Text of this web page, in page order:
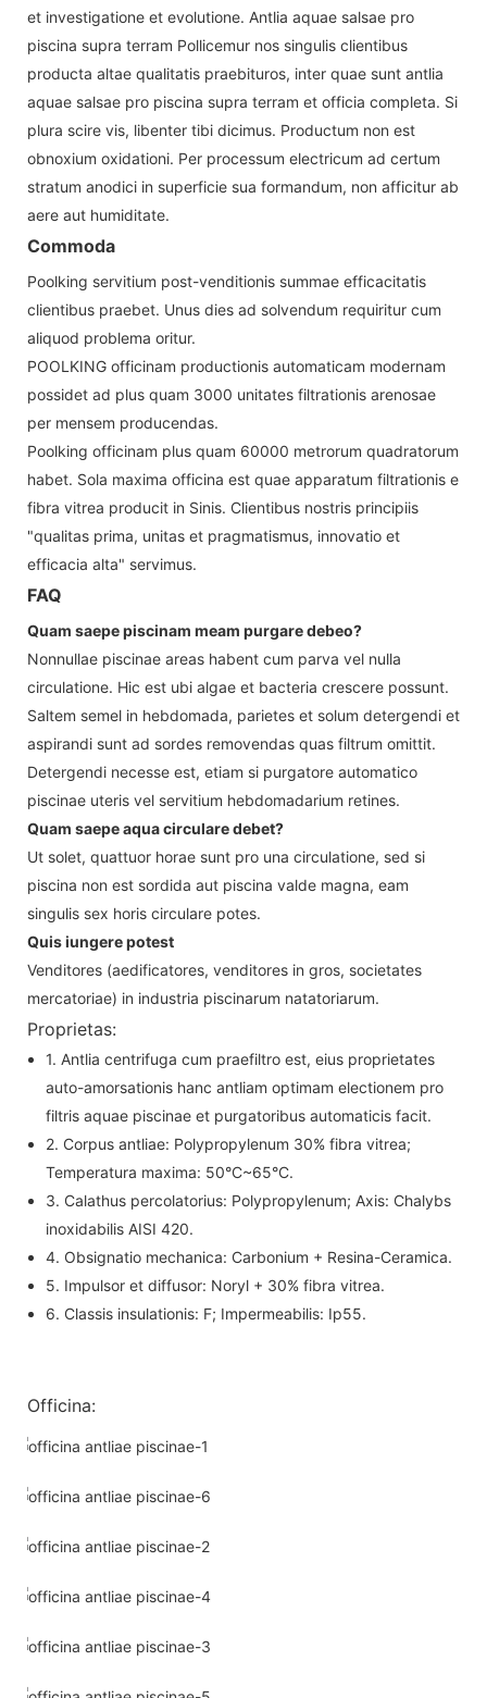
et investigatione et evolutione. Antlia aquae salsae pro
piscina supra terram Pollicemur nos singulis clientibus
producta altae qualitatis praebituros, inter quae sunt antlia
aquae salsae pro piscina supra terram et officia completa. Si
plura scire vis, libenter tibi dicimus. Productum non est
obnoxium oxidationi. Per processum electricum ad certum
stratum anodici in superficie sua formandum, non afficitur ab
aere aut humiditate.
Commoda
Poolking servitium post-venditionis summae efficacitatis
clientibus praebet. Unus dies ad solvendum requiritur cum
aliquod problema oritur.
POOLKING officinam productionis automaticam modernam
possidet ad plus quam 3000 unitates filtrationis arenosae
per mensem producendas.
Poolking officinam plus quam 60000 metrorum quadratorum
habet. Sola maxima officina est quae apparatum filtrationis e
fibra vitrea producit in Sinis. Clientibus nostris principiis
"qualitas prima, unitas et pragmatismus, innovatio et
efficacia alta" servimus.
FAQ
Quam saepe piscinam meam purgare debeo?
Nonnullae piscinae areas habent cum parva vel nulla
circulatione. Hic est ubi algae et bacteria crescere possunt.
Saltem semel in hebdomada, parietes et solum detergendi et
aspirandi sunt ad sordes removendas quas filtrum omittit.
Detergendi necesse est, etiam si purgatore automatico
piscinae uteris vel servitium hebdomadarium retines.
Quam saepe aqua circulare debet?
Ut solet, quattuor horae sunt pro una circulatione, sed si
piscina non est sordida aut piscina valde magna, eam
singulis sex horis circulare potes.
Quis iungere potest
Venditores (aedificatores, venditores in gros, societates
mercatoriae) in industria piscinarum natatoriarum.
Proprietas:
1. Antlia centrifuga cum praefiltro est, eius proprietates
auto-amorsationis hanc antliam optimam electionem pro
filtris aquae piscinae et purgatoribus automaticis facit.
2. Corpus antliae: Polypropylenum 30% fibra vitrea;
Temperatura maxima: 50°C~65°C.
3. Calathus percolatorius: Polypropylenum; Axis: Chalybs
inoxidabilis AISI 420.
4. Obsignatio mechanica: Carbonium + Resina-Ceramica.
5. Impulsor et diffusor: Noryl + 30% fibra vitrea.
6. Classis insulationis: F; Impermeabilis: Ip55.
Officina: